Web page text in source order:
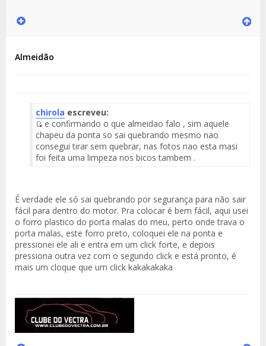
Almeidão
chirola escreveu:
Fuente
del
Mensaje
e confirmando o que almeidao falo , sim aquele
chapeu da ponta so sai quebrando mesmo nao
consegui tirar sem quebrar, nas fotos nao esta masi
foi feita uma limpeza nos bicos tambem .
É verdade ele só sai quebrando por segurança para não sair
fácil para dentro do motor. Pra colocar é bem fácil, aqui usei
o forro plastico do porta malas do meu, perto onde trava o
porta malas, este forro preto, coloquei ele na ponta e
pressionei ele ali e entra em um click forte, e depois
pressiona outra vez com o segundo click e está pronto, é
mais um cloque que um click kakakakaka